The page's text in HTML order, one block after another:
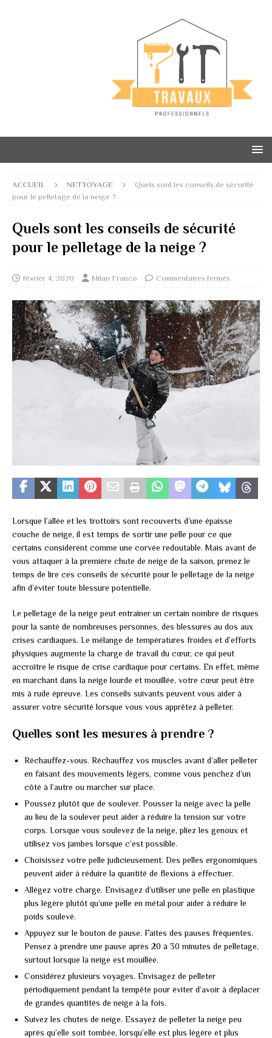
ACCUEIL NETTOYAGE
Quels sont les conseils de sécurité
pour le pelletage de la neige ?
Quels sont les conseils de sécurité
pour le pelletage de la neige ?
février 4, 2020 Milan Franco Commentaires fermés
Lorsque l’allée et les trottoirs sont recouverts d’une épaisse
couche de neige, il est temps de sortir une pelle pour ce que
certains considèrent comme une corvée redoutable. Mais avant de
vous attaquer à la première chute de neige de la saison, prenez le
temps de lire ces conseils de sécurité pour le pelletage de la neige
afin d’éviter toute blessure potentielle.
Le pelletage de la neige peut entraîner un certain nombre de risques
pour la santé de nombreuses personnes, des blessures au dos aux
crises cardiaques. Le mélange de températures froides et d’efforts
physiques augmente la charge de travail du cœur, ce qui peut
accroître le risque de crise cardiaque pour certains. En effet, même
en marchant dans la neige lourde et mouillée, votre cœur peut être
mis à rude épreuve. Les conseils suivants peuvent vous aider à
assurer votre sécurité lorsque vous vous apprêtez à pelleter.
Quelles sont les mesures à prendre ?
Réchauffez-vous. Réchauffez vos muscles avant d’aller pelleter
en faisant des mouvements légers, comme vous penchez d’un
côté à l’autre ou marcher sur place.
Poussez plutôt que de soulever. Pousser la neige avec la pelle
au lieu de la soulever peut aider à réduire la tension sur votre
corps. Lorsque vous soulevez de la neige, pliez les genoux et
utilisez vos jambes lorsque c’est possible.
Choisissez votre pelle judicieusement. Des pelles ergonomiques
peuvent aider à réduire la quantité de flexions à effectuer.
Allégez votre charge. Envisagez d’utiliser une pelle en plastique
plus légère plutôt qu’une pelle en métal pour aider à réduire le
poids soulevé.
Appuyez sur le bouton de pause. Faites des pauses fréquentes.
Pensez à prendre une pause après 20 à 30 minutes de pelletage,
surtout lorsque la neige est mouillée.
Considérez plusieurs voyages. Envisagez de pelleter
périodiquement pendant la tempête pour éviter d’avoir à déplacer
de grandes quantités de neige à la fois.
Suivez les chutes de neige. Essayez de pelleter la neige peu
après qu’elle soit tombée, lorsqu’elle est plus légère et plus